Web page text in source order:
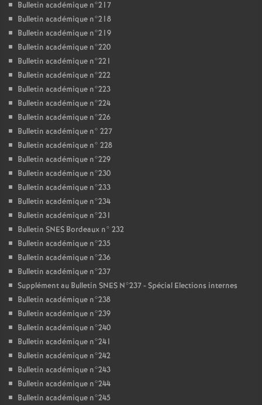
Bulletin académique n°217
Bulletin académique n°218
Bulletin académique n°219
Bulletin académique n°220
Bulletin académique n°221
Bulletin académique n°222
Bulletin académique n°223
Bulletin académique n°224
Bulletin académique n°226
Bulletin académique n° 227
Bulletin académique n° 228
Bulletin académique n°229
Bulletin académique n°230
Bulletin académique n°233
Bulletin académique n°234
Bulletin académique n°231
Bulletin SNES Bordeaux n° 232
Bulletin académique n°235
Bulletin académique n°236
Bulletin académique n°237
Supplément au Bulletin SNES N°237 - Spécial Elections internes
Bulletin académique n°238
Bulletin académique n°239
Bulletin académique n°240
Bulletin académique n°241
Bulletin académique n°242
Bulletin académique n°243
Bulletin académique n°244
Bulletin académique n°245